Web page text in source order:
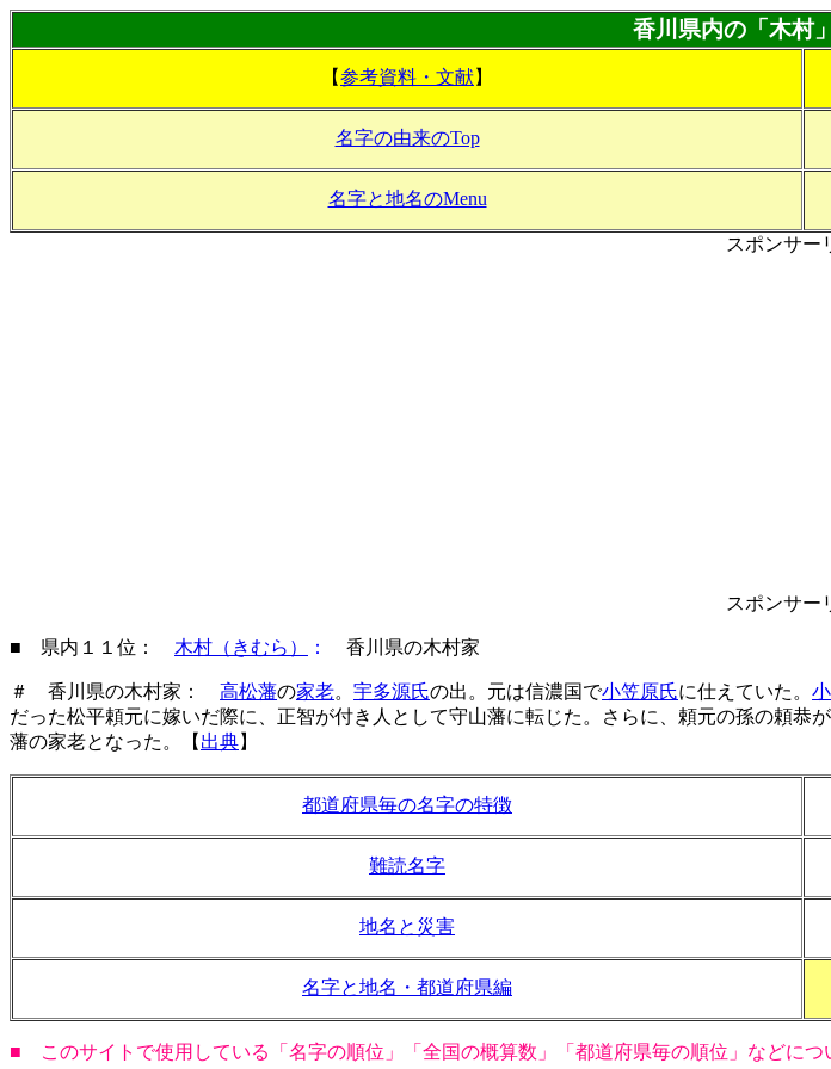
香川県内の「木村
【参考資料・文献】
名字の由来のTop
名字と地名のMenu
スポンサー
スポンサー
■ 県内１１位： 木村（きむら） ： 香川県の木村家
＃ 香川県の木村家： 高松藩の家老。 宇多源氏の出。元は信濃国で小笠原氏に仕えていた。
だった松平頼元に嫁いだ際に、正智が付き人として守山藩に転じた。さらに、頼元の孫の頼
藩の家老となった。【 出典】
都道府県毎の名字の特徴
難読名字
地名と災害
名字と地名・都道府県編
■ このサイトで使用している「名字の順位」「全国の概算数」「都道府県毎の順位」などにつ